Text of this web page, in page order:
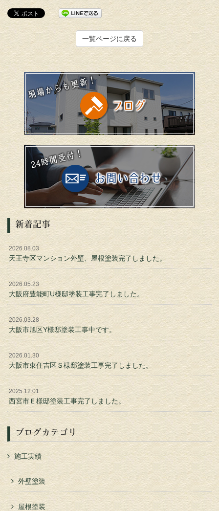
一覧ページに戻る
新着記事
2026.08.03
天王寺区マンション外壁、屋根塗装完了しました。
2026.05.23
大阪府豊能町U様邸塗装工事完了しました。
2026.03.28
大阪市旭区Y様邸塗装工事中です。
2026.01.30
大阪市東住吉区Ｓ様邸塗装工事完了しました。
2025.12.01
西宮市Ｅ様邸塗装工事完了しました。
ブログカテゴリ
施工実績
外壁塗装
屋根塗装